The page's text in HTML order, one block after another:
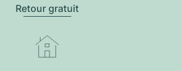
Retour gratuit